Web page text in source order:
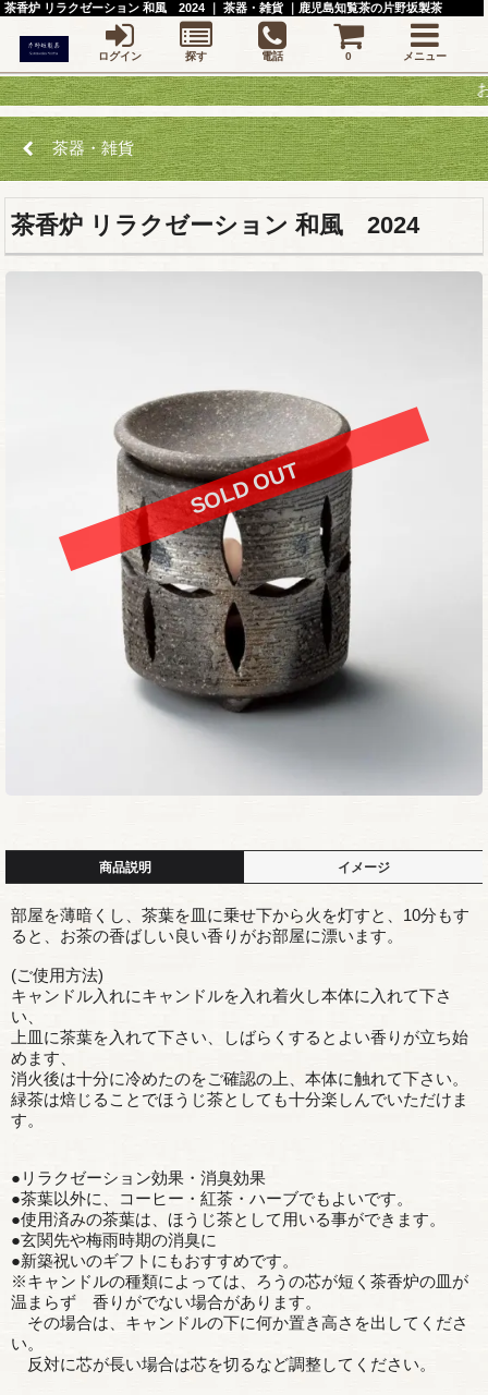
お茶の
茶器・雑貨
茶香炉 リラクゼーション 和風 2024
SOLD OUT
商品説明 イメージ
部屋を薄暗くし、茶葉を皿に乗せ下から火を灯すと、10分もす
ると、お茶の香ばしい良い香りがお部屋に漂います。
(ご使用方法)
キャンドル入れにキャンドルを入れ着火し本体に入れて下さ
い、
上皿に茶葉を入れて下さい、しばらくするとよい香りが立ち始
めます、
消火後は十分に冷めたのをご確認の上、本体に触れて下さい。
緑茶は焙じることでほうじ茶としても十分楽しんでいただけま
す。
●リラクゼーション効果・消臭効果
●茶葉以外に、コーヒー・紅茶・ハーブでもよいです。
●使用済みの茶葉は、ほうじ茶として用いる事ができます。
●玄関先や梅雨時期の消臭に
●新築祝いのギフトにもおすすめです。
※キャンドルの種類によっては、ろうの芯が短く茶香炉の皿が
温まらず 香りがでない場合があります。
その場合は、キャンドルの下に何か置き高さを出してくださ
い。
反対に芯が長い場合は芯を切るなど調整してください。
茶香炉 リラクゼーション 和風 2024 ｜ 茶器・雑貨 ｜鹿児島知覧茶の片野坂製茶
ログイン 探す 電話 0 メニュー